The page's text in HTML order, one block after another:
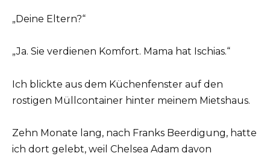
„Deine Eltern?“
„Ja. Sie verdienen Komfort. Mama hat Ischias.“
Ich blickte aus dem Küchenfenster auf den
rostigen Müllcontainer hinter meinem Mietshaus.
Zehn Monate lang, nach Franks Beerdigung, hatte
ich dort gelebt, weil Chelsea Adam davon